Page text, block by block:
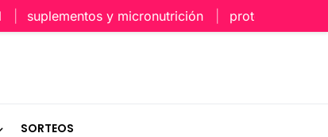
suplementos y micronutrición protección capilar
SORTEOS